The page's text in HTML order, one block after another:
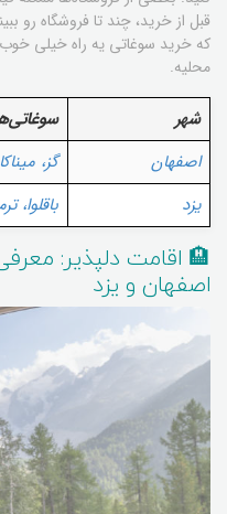
قبل از خرید، چند تا فروشگاه رو
که خرید سوغاتی یه راه خیلی
محلیه.
شهر
اصفهان
گز،
یزد
باقلوا،
🏨 اقامت دلپذیر:
اصفهان و یزد